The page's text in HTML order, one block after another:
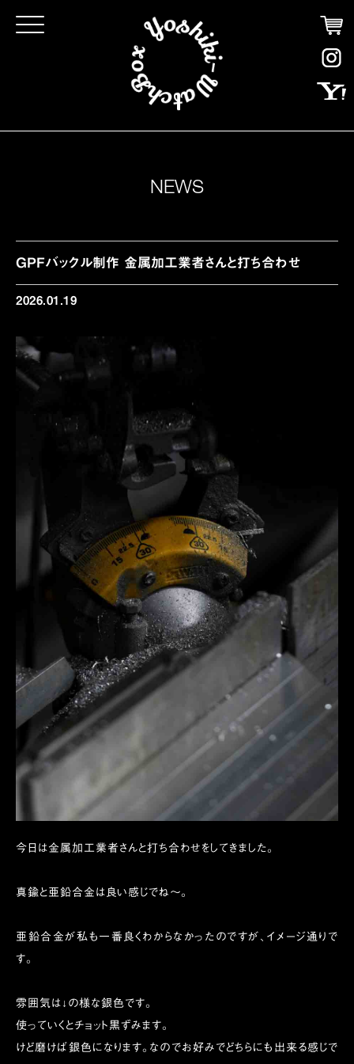
Click
NEWS
GPFバックル制作 金属加工業者さんと打ち合わせ
2026.01.19
今日は金属加工業者さんと打ち合わせをしてきました。
真鍮と亜鉛合金は良い感じでね〜。
亜鉛合金が私も一番良くわからなかったのですが、イメージ通りで
す。
雰囲気は↓の様な銀色です。
使っていくとチョット黒ずみます。
けど磨けば銀色になります。なのでお好みでどちらにも出来る感じで